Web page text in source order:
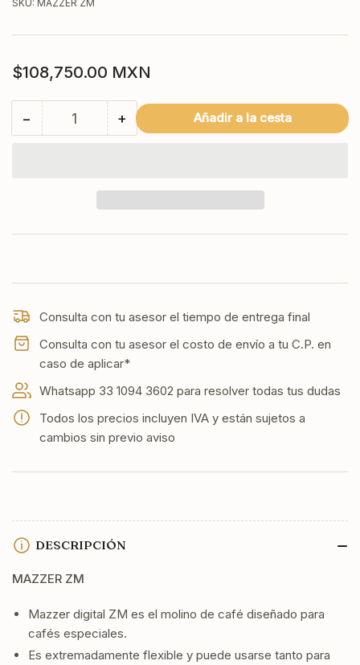
SKU: MAZZER ZM
Precio
regular
$108,750.00 MXN
−Reducir
Cantidad +Aumentar
MAZZER
Añadir a la cesta
Consulta con tu asesor el tiempo de entrega final
Consulta con tu asesor el costo de envío a tu C.P. en
caso de aplicar*
Whatsapp 33 1094 3602 para resolver todas tus dudas
Todos los precios incluyen IVA y están sujetos a
cambios sin previo aviso
DESCRIPCIÓN
MAZZER ZM
Mazzer digital ZM es el molino de café diseñado para
cafés especiales.
Es extremadamente flexible y puede usarse tanto para